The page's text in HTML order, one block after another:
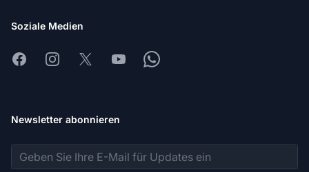
Soziale Medien
FacebookInstagram
X YoutubeWhatsapp
Newsletter abonnieren
E-Mail-Adresse